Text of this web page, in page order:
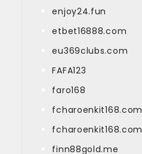
enjoy24.fun
etbet16888.com
eu369clubs.com
FAFA123
faro168
fcharoenkit168.com
fcharoenkit168.com
finn88gold.me